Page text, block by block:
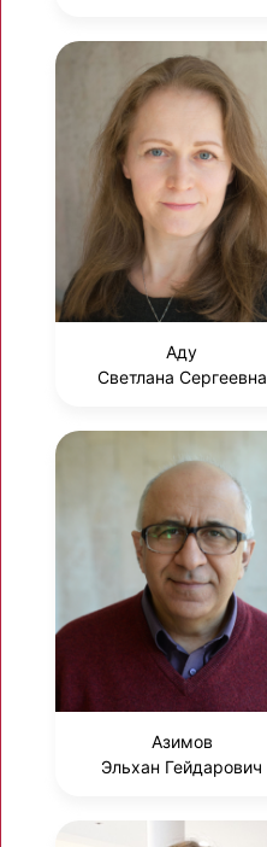
Аду
Светлана Сергеевна
Азимов
Эльхан Гейдарович